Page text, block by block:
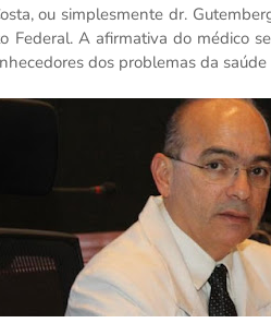
ou simplesmente dr.
Federal. A afirmativa do médico
dos problemas da